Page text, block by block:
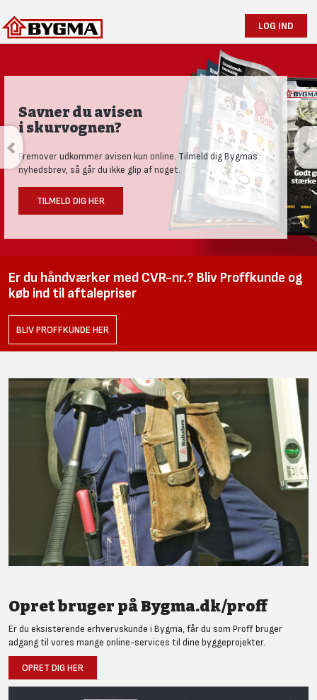
LOG IND
Savner du avisen
i skurvognen?
Fremover udkommer avisen kun online. Tilmeld dig Bygmas
nyhedsbrev, så går du ikke glip af noget.
TILMELD DIG HER
Er du håndværker med CVR-nr.? Bliv Proffkunde og
køb ind til aftalepriser
BLIV PROFFKUNDE HER
Opret bruger på Bygma.dk/proff
Er du eksisterende erhvervskunde i Bygma, får du som Proff bruger
adgang til vores mange online-services til dine byggeprojekter.
OPRET DIG HER